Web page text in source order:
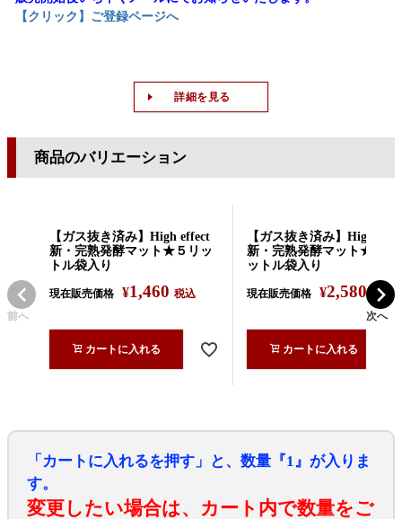
【クリック】ご登録ページへ
詳細を見る
商品のバリエーション
前へ
【ガス抜き済み】High effect
新・完熟発酵マット★５リッ
トル袋入り
現在販売価格 ¥1,460 税込
カートに入れる
【ガス抜き済み】High
新・完熟発酵マット★１０
ットル袋入り
現在販売価格 ¥2,580 税込
カートに入れる
次へ
「カートに入れるを押す」と、数量『1』が入りま
す。
変更したい場合は、カート内で数量をご